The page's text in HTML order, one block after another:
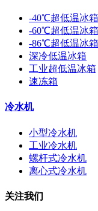
-40℃超低温冰箱
-60℃超低温冰箱
-86℃超低温冰箱
深冷低温冰箱
工业超低温冰箱
速冻箱
冷水机
小型冷水机
工业冷水机
螺杆式冷水机
离心式冷水机
关注我们